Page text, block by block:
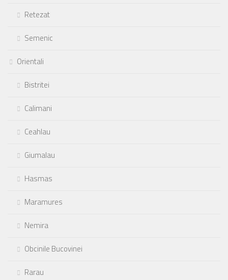
Retezat
Semenic
Orientali
Bistritei
Calimani
Ceahlau
Giumalau
Hasmas
Maramures
Nemira
Obcinile Bucovinei
Rarau